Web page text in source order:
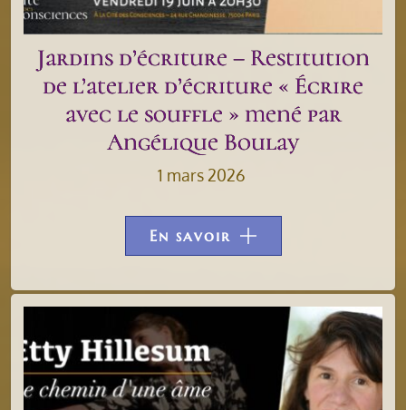
Jardins d’écriture – Restitution
de l’atelier d’écriture « Écrire
avec le souffle » mené par
Angélique Boulay
1 mars 2026
En savoir